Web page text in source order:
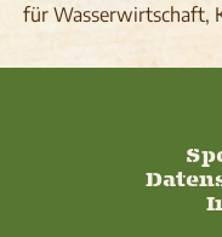
für Wasserwirtschaft,